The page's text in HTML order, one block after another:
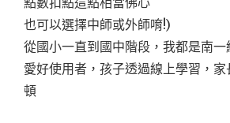
也可以選擇中師或外師唷!)
從國小一直到國中階段，我都是南
愛好使用者，孩子透過線上學習，
頓